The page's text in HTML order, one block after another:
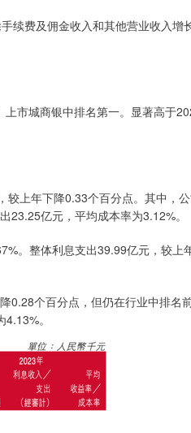
续费及佣金收入和其他营业收入增
市城商银中排名第一。显著高于
上年下降0.33个百分点。其中，
亿元，平均成本率为3.12%。
。整体利息支出39.99亿元，较上
0.28个百分点，但仍在行业中排名
。